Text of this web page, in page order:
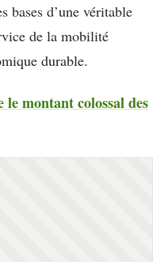
bases d’une véritable
de la mobilité
durable.
le montant colossal des